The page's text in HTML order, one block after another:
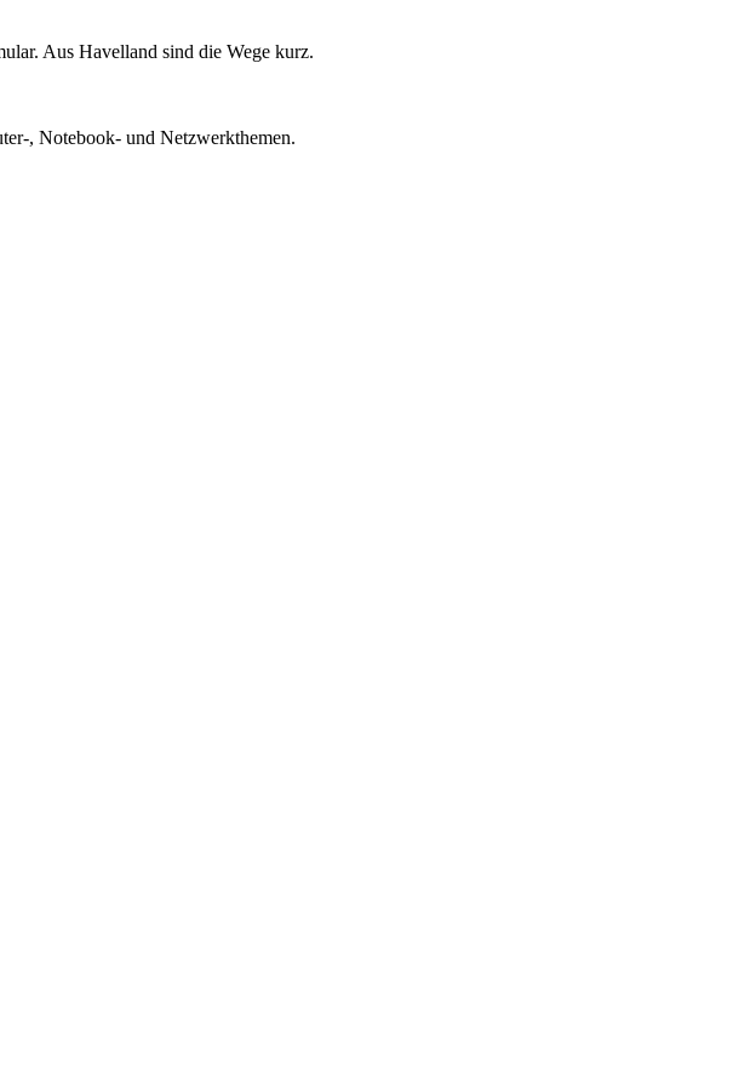
Aus Havelland sind die Wege kurz.
, Notebook- und Netzwerkthemen.